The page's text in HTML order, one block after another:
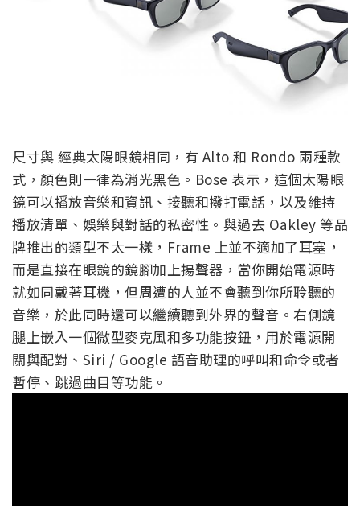
尺寸與 經典太陽眼鏡相同，有 Alto 和 Rondo 兩種款
式，顏色則一律為消光黑色。Bose 表示，這個太陽眼
鏡可以播放音樂和資訊、接聽和撥打電話，以及維持
播放清單、娛樂與對話的私密性。與過去 Oakley 等品
牌推出的類型不太一樣，Frame 上並不適加了耳塞，
而是直接在眼鏡的鏡腳加上揚聲器，當你開始電源時
就如同戴著耳機，但周遭的人並不會聽到你所聆聽的
音樂，於此同時還可以繼續聽到外界的聲音。右側鏡
腿上嵌入一個微型麥克風和多功能按鈕，用於電源開
關與配對、Siri / Google 語音助理的呼叫和命令或者
暫停、跳過曲目等功能。